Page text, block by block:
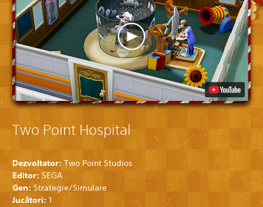
Two Point Hospital
Dezvoltator: Two Point Studios
Editor: SEGA
Gen: Strategie/Simulare
Jucători: 1